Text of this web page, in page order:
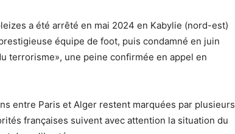
a été arrêté en mai 2024 en Kabylie (nord-est)
équipe de foot, puis condamné en juin
terrorisme», une peine confirmée en appel en
entre Paris et Alger restent marquées par plusieurs
françaises suivent avec attention la situation du